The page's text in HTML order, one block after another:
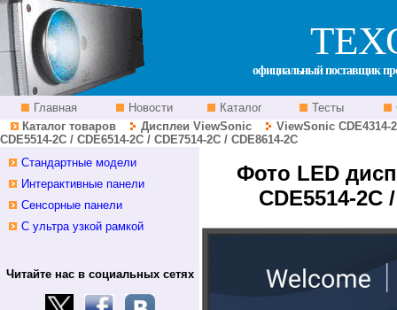
официальный поставщик
Главная Новости Каталог Тесты
Каталог товаров
Дисплеи ViewSonic
ViewSonic CDE4314-
CDE5514-2C / CDE6514-2C / CDE7514-2C / CDE8614-2C
Фото LED
CDE5514-2C
Стандартные модели
Интерактивные панели
Сенсорные панели
С ультра узкой рамкой
Читайте нас в социальных сетях